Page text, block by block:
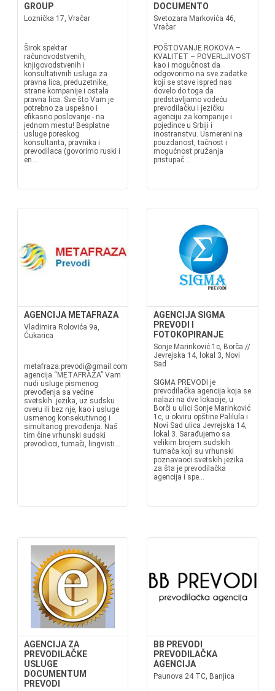
GROUP
Loznička 17, Vračar
Širok spektar
računovodstvenih,
knjigovodstvenih i
konsultativnih usluga za
pravna lica, preduzetnike,
strane kompanije i ostala
pravna lica. Sve što Vam je
potrebno za uspešno i
efikasno poslovanje - na
jednom mestu! Besplatne
usluge poreskog
konsultanta, pravnika i
prevodilaca (govorimo ruski i
en...
DOCUMENTO
Svetozara Markovića 46,
Vračar
POŠTOVANJE ROKOVA –
KVALITET – POVERLJIVOST
kao i mogučnost da
odgovorimo na sve zadatke
koji se stave ispred nas
dovelo do toga da
predstavljamo vodeću
prevodilačku i jezičku
agenciju za kompanije i
pojedince u Srbiji i
inostranstvu. Usmereni na
pouzdanost, tačnost i
mogućnost pružanja
pristupač...
AGENCIJA METAFRAZA
Vladimira Rolovića 9a,
Čukarica
metafraza.prevodi@gmail.comgrof.stankovic64@gmail.comPrevodilačka
agencija “METAFRAZA” Vam
nudi usluge pismenog
prevođenja sa većine
svetskih jezika, uz sudsku
overu ili bez nje, kao i usluge
usmenog konsekutivnog i
simultanog prevođenja. Naš
tim čine vrhunski sudski
prevodioci, tumači, lingvisti...
AGENCIJA SIGMA
PREVODI I
FOTOKOPIRANJE
Sonje Marinković 1c, Borča //
Jevrejska 14, lokal 3, Novi
Sad
SIGMA PREVODI je
prevodilačka agencija koja se
nalazi na dve lokacije, u
Borči u ulici Sonje Marinković
1c, u okviru opštine Palilula i
Novi Sad ulica Jevrejska 14,
lokal 3. Sarađujemo sa
velikim brojem sudskih
tumača koji su vrhunski
poznavaoci svetskih jezika
za šta je prevodilačka
agencija i spe...
AGENCIJA ZA
PREVODILAČKE
USLUGE
DOCUMENTUM
PREVODI
BB PREVODI
PREVODILAČKA
AGENCIJA
Paunova 24 TC, Banjica